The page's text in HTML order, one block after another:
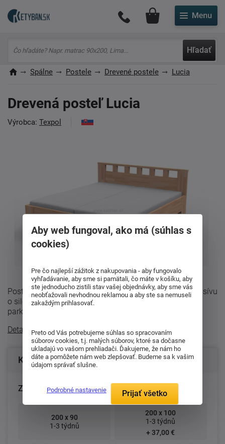
Hľadať
Môj účet
Spálne Postele Drevené postele Lucia
Drevená posteľ Lucia
Výrobca: Texpol
Posteľ Lucia sa vyrába z bukového alebo dubového masívu
o sile 40 mm a so štruktúrou dreva moderného
parketového designu. Posteľ sa dodáva ...
Detailný popis
Konfigurácia produktu
Zvoľte rozmer postele (cm):
200 x 90
1-3 týdnů
200 x 100
1-3 týdnů
+ 37,00 €
Aby web fungoval, ako má (súhlas s
cookies)
Pre čo najlepší zážitok z nakupovania - aby fungovalo
vyhľadávanie, aby sme si pamätali, čo máte v košíku, aby
ste jednoducho zistili stav vašej objednávky, aby sme vás
neobťažovali nevhodnou reklamou a aby ste sa nemuseli
zakaždým prihlasovať.
Preto od Vás potrebujeme súhlas so spracovaním
súborov cookies, t.j. malých súborov, ktoré sa dočasne
ukladajú vo vašom prehliadači. Ďakujeme, že nám ho
dáte a pomôžete nám web zlepšovať. Budeme sa k vašim
údajom správať slušne.
Podrobné nastavenie Prijať všetko